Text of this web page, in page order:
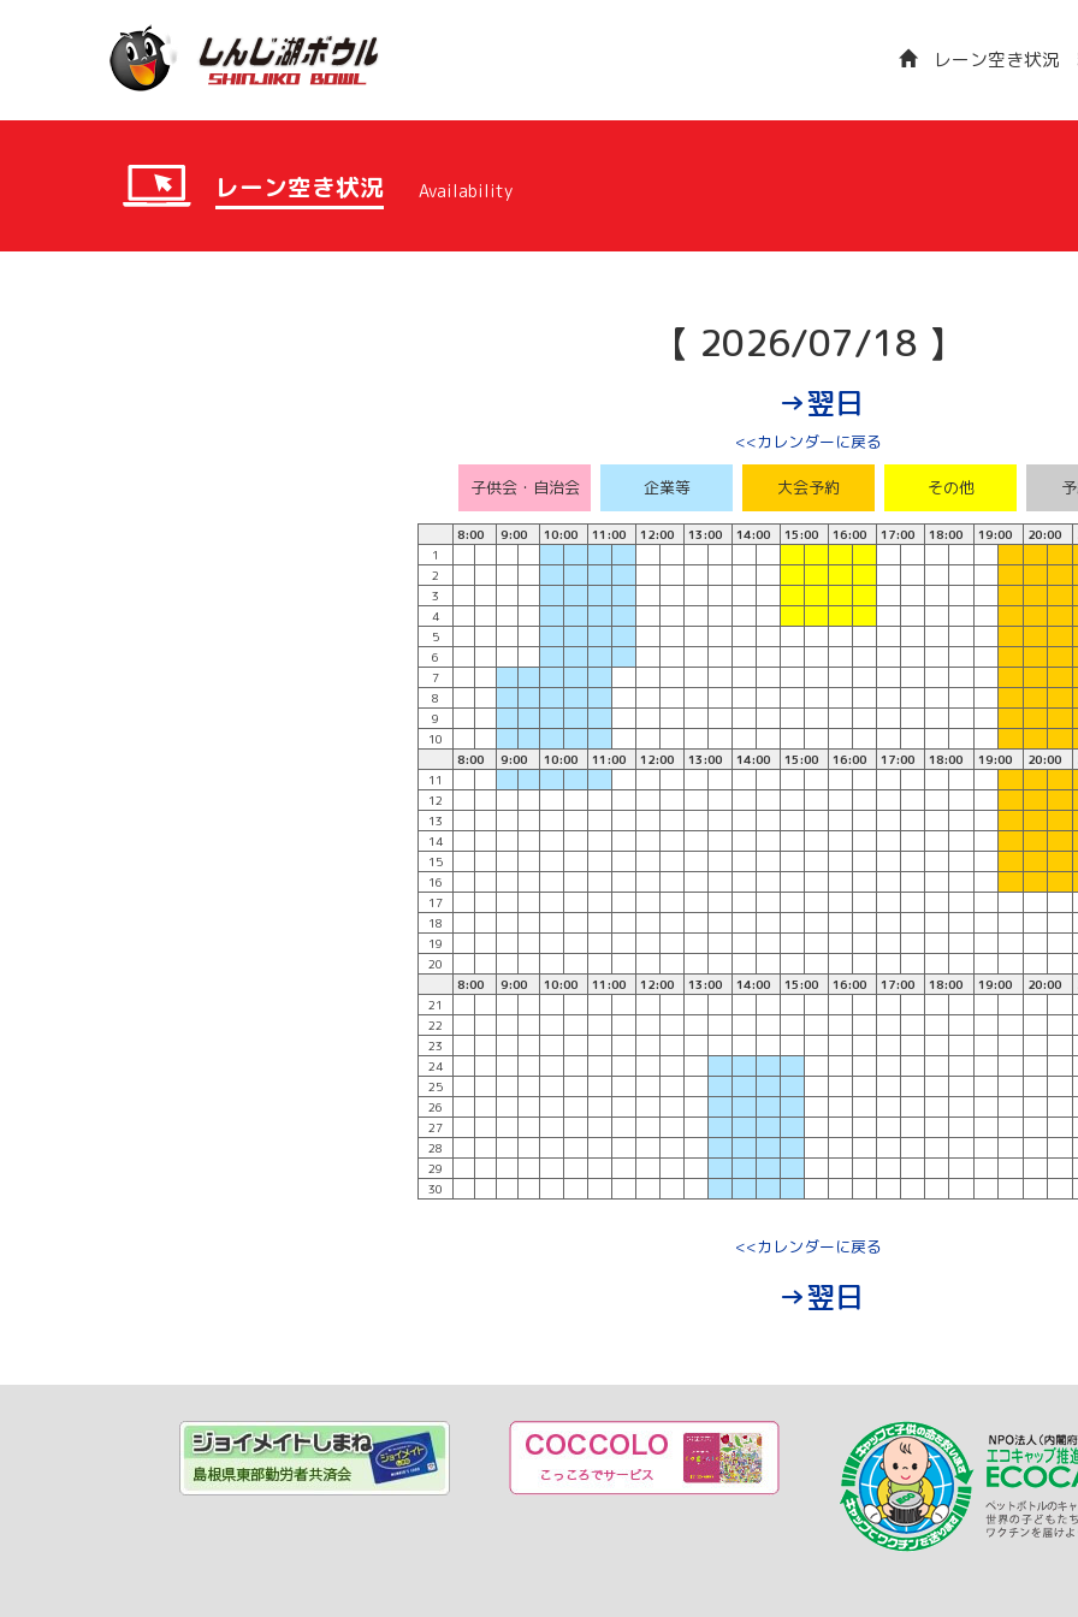
レーン空き状況
レーン空き状況 Availability
【 2026/07/18 】
→翌日
<<カレンダーに戻る
子供会・自治会 企業等 大会予約 その他
8:00 9:00 10:00 11:00 12:00 13:00 14:00 15:00 16:00 17:00 18:00 19:00 20:00
1
2
3
4
5
6
7
8
9
10
8:00
9:00 10:00 11:00 12:00 13:00 14:00 15:00 16:00 17:00 18:00 19:00 20:00
11
12
13
14
15
16
17
18
19
20
8:00
9:00 10:00 11:00 12:00 13:00 14:00 15:00 16:00 17:00 18:00 19:00 20:00
21
22
23
24
25
26
27
28
29
30
<<カレンダーに戻る
→翌日